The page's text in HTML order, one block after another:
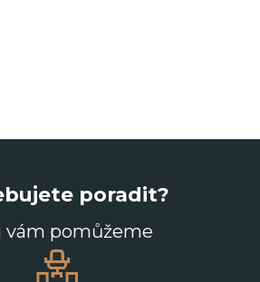
poradit?
vám pomůžeme